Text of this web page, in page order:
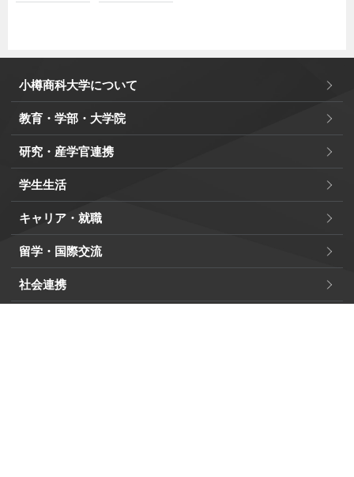
小樽商科大学について
教育・学部・大学院
研究・産学官連携
学生生活
キャリア・就職
留学・国際交流
社会連携